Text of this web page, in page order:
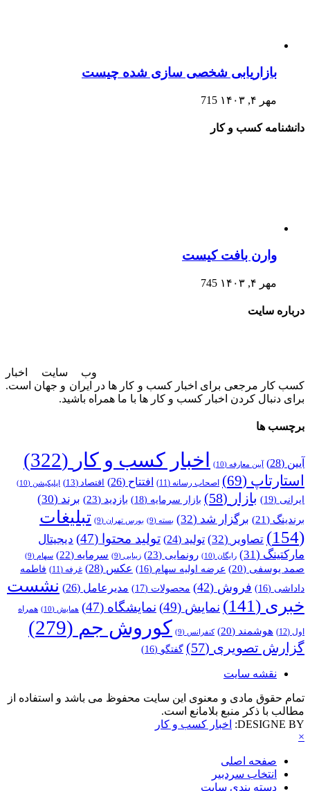
بازاریابی شخصی سازی شده چیست
مهر ۴, ۱۴۰۳ 715
دانشنامه کسب و کار
وارن بافت کیست
مهر ۴, ۱۴۰۳ 745
درباره سایت
وب سایت اخبار
کسب کار مرجعی برای اخبار کسب و کار ها در ایران و جهان است.
برای دنبال کردن اخبار کسب و کار ها با ما همراه باشید.
برچسب ها
آیین (28) آیین معارفه (10) اخبار کسب و کار (322)
استارتاپ (69) اصحاب رسانه (11) افتتاح (26) اقتصاد (13) اپلیکیشن (10)
ایرانی (19) بازار (58) بازار سرمایه (18) بازدید (23) برند (30)
برندینگ (21) برگزار شد (32) بسته (9) بورس تهران (9)
تبلیغات
(154)
تصاویر (32) تولید (24) تولید محتوا (47)
دیجیتال
مارکتینگ (31) رایگان (10) رونمایی (23) زیبایی (9) سرمایه (22) سهام (9)
صمد یوسفی (20) عرضه اولیه سهام (16) عکس (28) غرفه (11)
فاطمه
داداشی (16) فروش (42) محصولات (17) مدیرعامل (26)
نشست
خبری (141) نمایش (49) نمایشگاه (47) همایش (10) همراه
اول (12) هوشمند (20) کنفرانس (9) کوروش جم (279)
گزارش تصویری (57) گفتگو (16)
نقشه سایت
تمام حقوق مادی و معنوی این سایت محفوظ می باشد و استفاده از
مطالب با ذکر منبع بلامانع است.
DESIGNE BY:
اخبار کسب و کار
×
صفحه اصلی
انتخاب سردبیر
دسته بندی سایت